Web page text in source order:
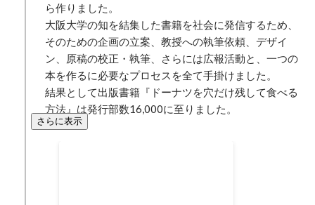
ら作りました。
大阪大学の知を結集した書籍を社会に発信するため、
そのための企画の立案、教授への執筆依頼、デザイ
ン、原稿の校正・執筆、さらには広報活動と、一つの
本を作るに必要なプロセスを全て手掛けました。
結果として出版書籍『ドーナツを穴だけ残して食べる
方法』は発行部数16,000に至りました。
さらに表示